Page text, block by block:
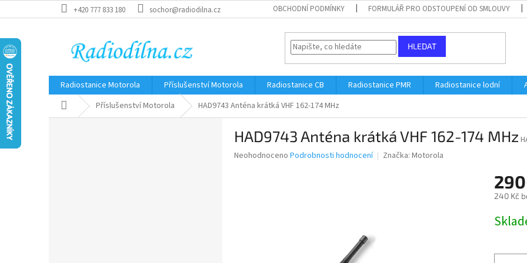
na
+420 777 833 180 sochor@radiodilna.cz OBCHODNÍ PODMÍNKY FORMULÁŘ PRO ODSTOUPENÍ OD SMLOUVY
HLEDAT
Radiostanice Motorola Příslušenství Motorola Radiostanice CB Radiostanice PMR Radiostanice lodní
Domů Příslušenství Motorola HAD9743 Anténa krátká VHF 162-174 MHz
HAD9743 Anténa krátká VHF 162-174 MHz
Průměrné
Neohodnoceno Podrobnosti hodnocení Značka: Motorola
240 Kč
cena: